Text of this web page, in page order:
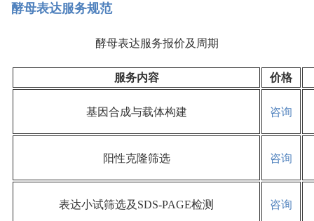
酵母表达服务规范
酵母表达服务报价及周期
服务内容 价格
基因合成与载体构建 咨询
阳性克隆筛选 咨询
表达小试筛选及SDS-PAGE检测 咨询